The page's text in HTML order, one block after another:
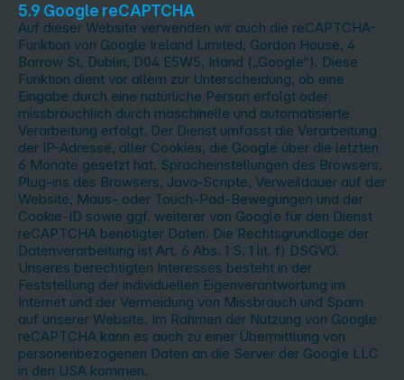
5.9 Google reCAPTCHA
Auf dieser Website verwenden wir auch die reCAPTCHA-
Funktion von Google Ireland Limited, Gordon House, 4
Barrow St, Dublin, D04 E5W5, Irland („Google“). Diese
Funktion dient vor allem zur Unterscheidung, ob eine
Eingabe durch eine natürliche Person erfolgt oder
missbräuchlich durch maschinelle und automatisierte
Verarbeitung erfolgt. Der Dienst umfasst die Verarbeitung
der IP-Adresse, aller Cookies, die Google über die letzten
6 Monate gesetzt hat, Spracheinstellungen des Browsers,
Plug-ins des Browsers, Java-Scripte, Verweildauer auf der
Website, Maus- oder Touch-Pad-Bewegungen und der
Cookie-ID sowie ggf. weiterer von Google für den Dienst
reCAPTCHA benötigter Daten. Die Rechtsgrundlage der
Datenverarbeitung ist Art. 6 Abs. 1 S. 1 lit. f) DSGVO.
Unseres berechtigten Interesses besteht in der
Feststellung der individuellen Eigenverantwortung im
Internet und der Vermeidung von Missbrauch und Spam
auf unserer Website. Im Rahmen der Nutzung von Google
reCAPTCHA kann es auch zu einer Übermittlung von
personenbezogenen Daten an die Server der Google LLC
in den USA kommen.